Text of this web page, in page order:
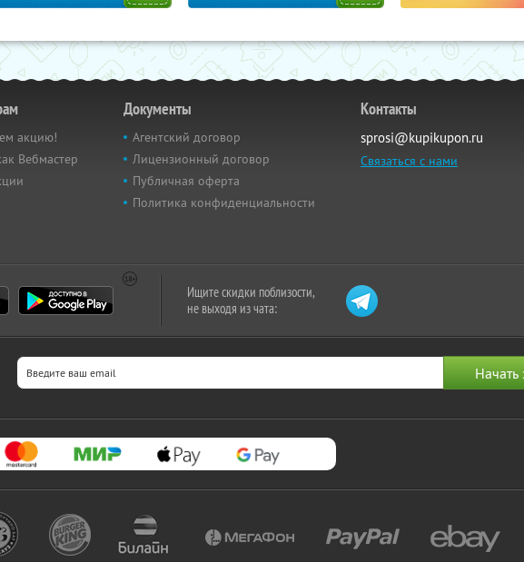
акцию!
Вебмастер
Документы
Агентский договор
Лицензионный договор
Публичная оферта
Политика конфиденциальности
Контакты
sprosi@kupikupon.ru
Связаться с нами
Ищите скидки поблизости,
не выходя из чата: